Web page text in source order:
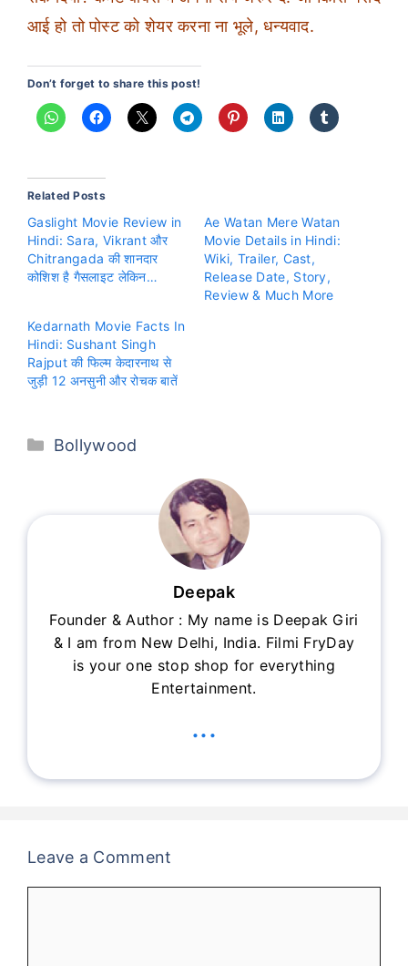
आई हो तो पोस्ट को शेयर करना ना भूले, धन्यवाद.
Don’t forget to share this post!
Related Posts
Gaslight Movie Review in
Hindi: Sara, Vikrant और
Chitrangada की शानदार
कोशिश है गैसलाइट लेकिन…
Ae Watan Mere Watan
Movie Details in Hindi:
Wiki, Trailer, Cast,
Release Date, Story,
Review & Much More
Kedarnath Movie Facts In
Hindi: Sushant Singh
Rajput की फिल्म केदारनाथ से
जुड़ी 12 अनसुनी और रोचक बातें
Categories
Bollywood
Deepak
Founder & Author : My name is Deepak Giri
& I am from New Delhi, India. Filmi FryDay
is your one stop shop for everything
Entertainment.
...
Leave a Comment